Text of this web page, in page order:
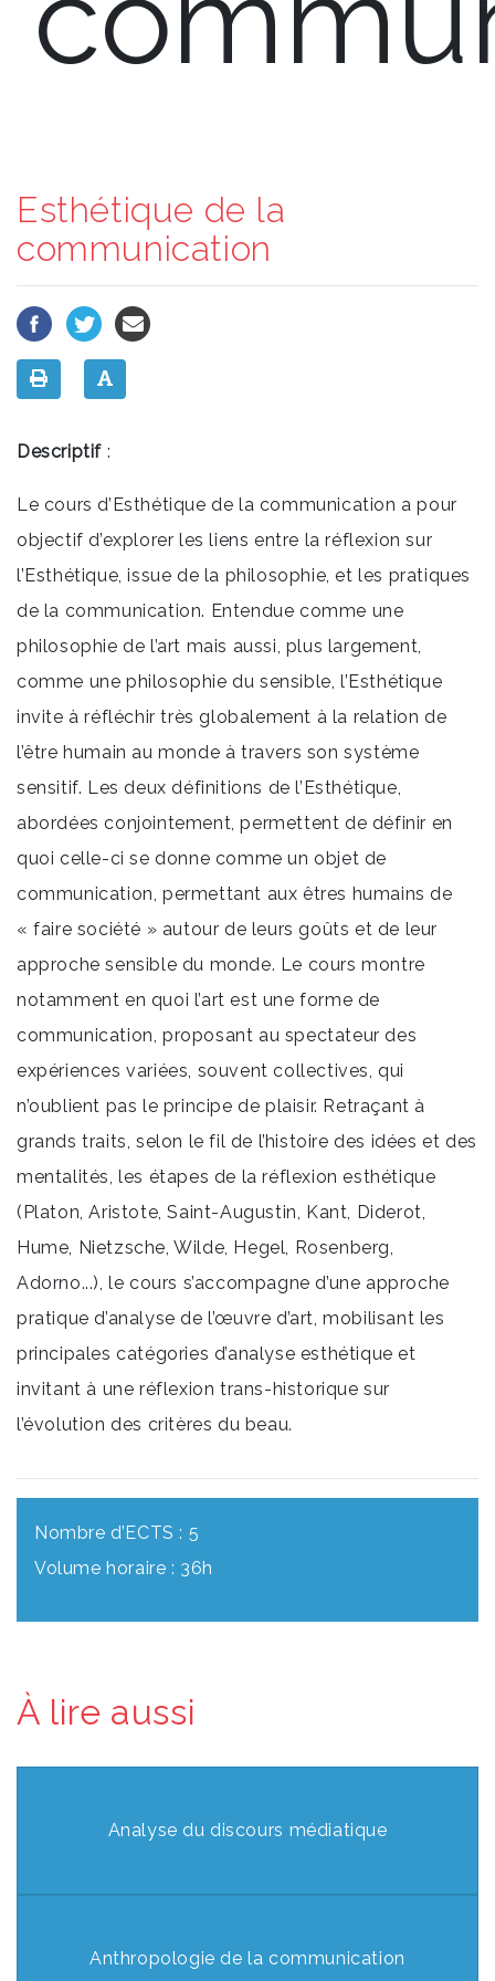
Esthétique de la
communication
Descriptif :
Le cours d’Esthétique de la communication a pour
objectif d’explorer les liens entre la réflexion sur
l’Esthétique, issue de la philosophie, et les pratiques
de la communication. Entendue comme une
philosophie de l’art mais aussi, plus largement,
comme une philosophie du sensible, l’Esthétique
invite à réfléchir très globalement à la relation de
l’être humain au monde à travers son système
sensitif. Les deux définitions de l’Esthétique,
abordées conjointement, permettent de définir en
quoi celle-ci se donne comme un objet de
communication, permettant aux êtres humains de
« faire société » autour de leurs goûts et de leur
approche sensible du monde. Le cours montre
notamment en quoi l’art est une forme de
communication, proposant au spectateur des
expériences variées, souvent collectives, qui
n’oublient pas le principe de plaisir. Retraçant à
grands traits, selon le fil de l’histoire des idées et des
mentalités, les étapes de la réflexion esthétique
(Platon, Aristote, Saint-Augustin, Kant, Diderot,
Hume, Nietzsche, Wilde, Hegel, Rosenberg,
Adorno...), le cours s’accompagne d’une approche
pratique d’analyse de l’œuvre d’art, mobilisant les
principales catégories d’analyse esthétique et
invitant à une réflexion trans-historique sur
l’évolution des critères du beau.
Nombre d’ECTS : 5
Volume horaire : 36h
À lire aussi
Analyse du discours médiatique
Anthropologie de la communication